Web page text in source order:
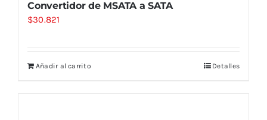
Convertidor de MSATA a SATA
$30.821
Añadir al carrito Detalles